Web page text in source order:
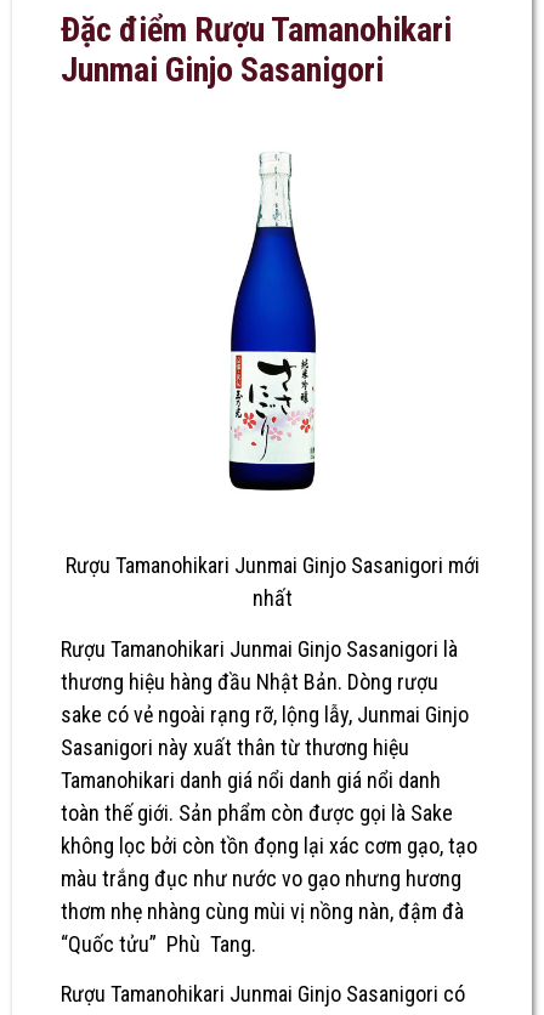
Đặc điểm Rượu Tamanohikari
Junmai Ginjo Sasanigori
Rượu Tamanohikari Junmai Ginjo Sasanigori mới
nhất
Rượu Tamanohikari Junmai Ginjo Sasanigori là
thương hiệu hàng đầu Nhật Bản. Dòng rượu
sake có vẻ ngoài rạng rỡ, lộng lẫy, Junmai Ginjo
Sasanigori này xuất thân từ thương hiệu
Tamanohikari danh giá nổi danh giá nổi danh
toàn thế giới. Sản phẩm còn được gọi là Sake
không lọc bởi còn tồn đọng lại xác cơm gạo, tạo
màu trắng đục như nước vo gạo nhưng hương
thơm nhẹ nhàng cùng mùi vị nồng nàn, đậm đà
“Quốc tửu” Phù Tang.
Rượu Tamanohikari Junmai Ginjo Sasanigori có